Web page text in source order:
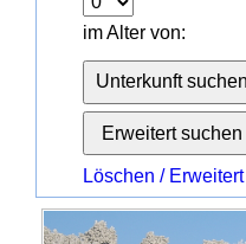
im Alter von:
Löschen / Erweitert